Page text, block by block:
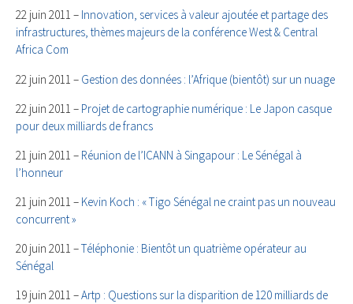
22 juin 2011 – Innovation, services à valeur ajoutée et partage des
infrastructures, thèmes majeurs de la conférence West & Central
Africa Com
22 juin 2011 – Gestion des données : l’Afrique (bientôt) sur un nuage
22 juin 2011 – Projet de cartographie numérique : Le Japon casque
pour deux milliards de francs
21 juin 2011 – Réunion de l’ICANN à Singapour : Le Sénégal à
l’honneur
21 juin 2011 – Kevin Koch : « Tigo Sénégal ne craint pas un nouveau
concurrent »
20 juin 2011 –Téléphonie : Bientôt un quatrième opérateur au
Sénégal
19 juin 2011 –Artp : Questions sur la disparition de 120 milliards de